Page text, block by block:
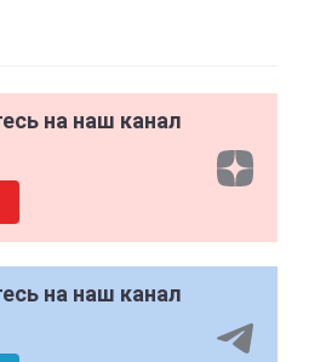
на наш канал
на наш канал